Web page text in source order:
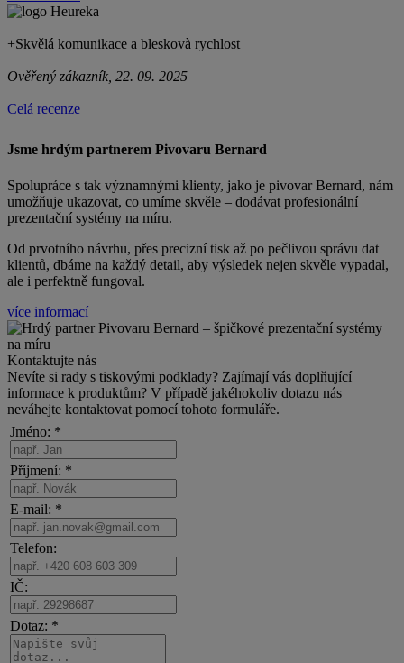
+Skvělá komunikace a bleskovà rychlost
Ověřený zákazník, 22. 09. 2025
Celá recenze
Jsme hrdým partnerem Pivovaru Bernard
Spolupráce s tak významnými klienty, jako je pivovar Bernard, nám
umožňuje ukazovat, co umíme skvěle – dodávat profesionální
prezentační systémy na míru.
Od prvotního návrhu, přes precizní tisk až po pečlivou správu dat
klientů, dbáme na každý detail, aby výsledek nejen skvěle vypadal,
ale i perfektně fungoval.
více informací
Kontaktujte nás
Nevíte si rady s tiskovými podklady? Zajímají vás doplňující
informace k produktům? V případě jakéhokoliv dotazu nás
neváhejte kontaktovat pomocí tohoto formuláře.
Jméno: *
Příjmení: *
E-mail: *
Telefon:
IČ:
Dotaz: *